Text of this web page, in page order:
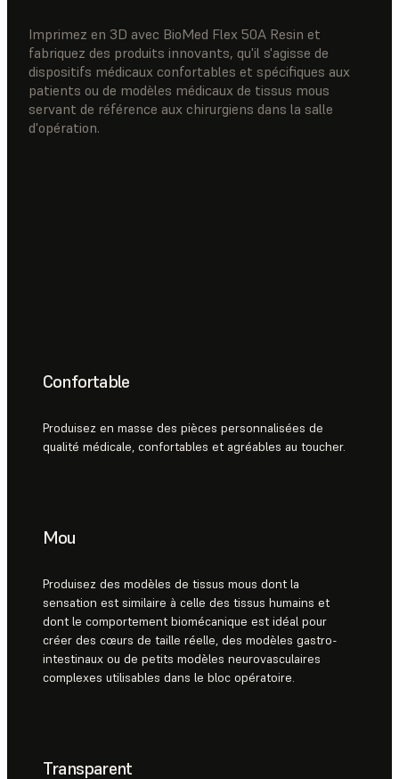
Imprimez en 3D avec BioMed Flex 50A Resin et
fabriquez des produits innovants, qu'il s'agisse de
dispositifs médicaux confortables et spécifiques aux
patients ou de modèles médicaux de tissus mous
servant de référence aux chirurgiens dans la salle
d'opération.
Confortable
Produisez en masse des pièces personnalisées de
qualité médicale, confortables et agréables au toucher.
Mou
Produisez des modèles de tissus mous dont la
sensation est similaire à celle des tissus humains et
dont le comportement biomécanique est idéal pour
créer des cœurs de taille réelle, des modèles gastro-
intestinaux ou de petits modèles neurovasculaires
complexes utilisables dans le bloc opératoire.
Transparent